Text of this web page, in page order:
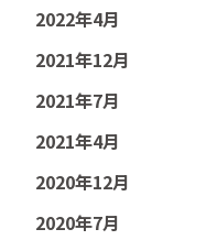
2022年4月
2021年12月
2021年7月
2021年4月
2020年12月
2020年7月